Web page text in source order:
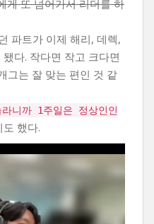
게 또 넘어가서 리더를 하
파트가 이제 해리, 데렉,
다. 작다면 작고 크다면
그는 잘 맞는 편인 것 같
니까 1주일은 정상인인
도 했다.